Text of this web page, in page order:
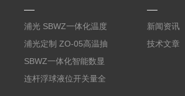
浦光 SBWZ一体化温度
变送器传感器 防爆热电
阻PT100 数显远传4-
20mA2
浦光定制 ZO-05高温抽
气式氧化锆分析仪 防爆
耐腐蚀检测仪
SBWZ一体化智能数显
温度变送器传感器防爆
连杆浮球液位开关量全
新闻资讯
技术文章